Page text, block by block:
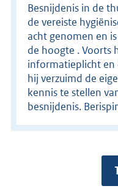
Besnijdenis in de
de vereiste
acht genomen en
de hoogte . Voorts
informatieplicht en
hij verzuimd de
kennis te stellen
besnijdenis.
1